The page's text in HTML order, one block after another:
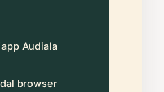
Audiala
browser